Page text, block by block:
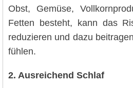
Obst, Gemüse,
Fetten besteht, kann das
reduzieren und dazu
fühlen.
2. Ausreichend Schlaf